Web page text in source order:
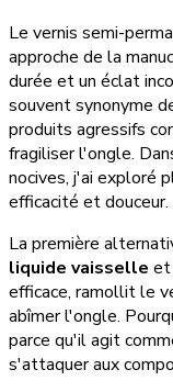
Le vernis semi-
approche de la
durée et un éclat
souvent synonyme
produits agressifs
fragiliser l'ongle.
nocives, j'ai exploré
efficacité et douceur.
La première
liquide vaisselle et
efficace, ramollit le
abîmer l'ongle.
parce qu'il agit
s'attaquer aux